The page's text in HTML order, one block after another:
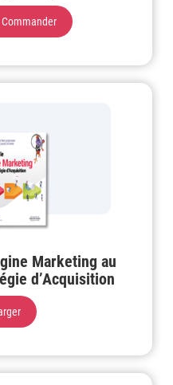
Marketing au
d’Acquisition